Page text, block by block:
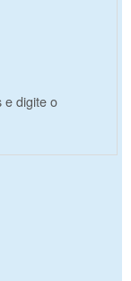
e digite o